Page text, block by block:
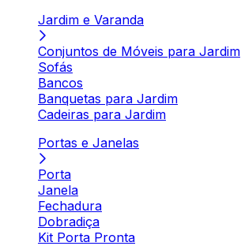
Jardim e Varanda
Conjuntos de Móveis para Jardim
Sofás
Bancos
Banquetas para Jardim
Cadeiras para Jardim
Portas e Janelas
Porta
Janela
Fechadura
Dobradiça
Kit Porta Pronta